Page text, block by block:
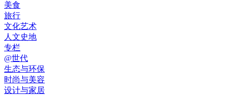
美食
旅行
文化艺术
人文史地
专栏
@世代
生态与环保
时尚与美容
设计与家居